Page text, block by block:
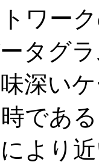
ワー
タグ
深い
であ
より